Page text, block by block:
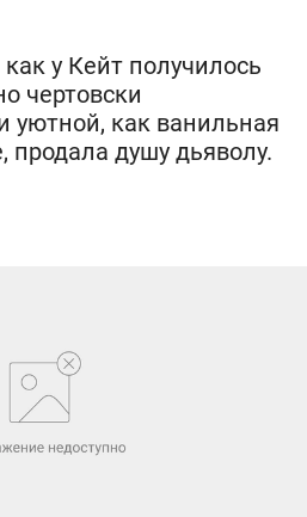
у Кейт получилось
чертовски
уютной, как ванильная
продала душу дьяволу.